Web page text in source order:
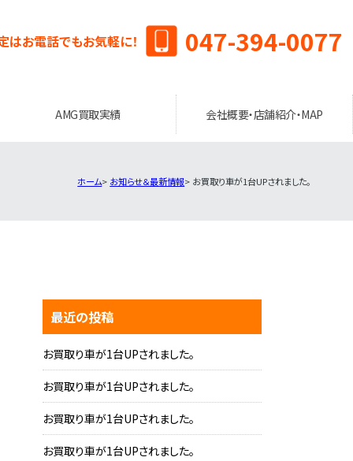
はお電話でもお気軽に！ 047-394-0077
AMG買取実績 会社概要・店舗紹介・MAP
ホーム お知らせ＆最新情報 お買取り車が1台UPされました。
最近の投稿
お買取り車が1台UPされました。
お買取り車が1台UPされました。
お買取り車が1台UPされました。
お買取り車が1台UPされました。